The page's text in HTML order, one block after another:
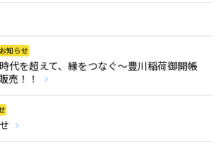
お知らせ
代を超えて、縁をつなぐ～豊川稲荷御開帳
売！！